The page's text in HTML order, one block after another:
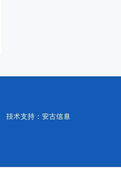
技术支持： 安古信息